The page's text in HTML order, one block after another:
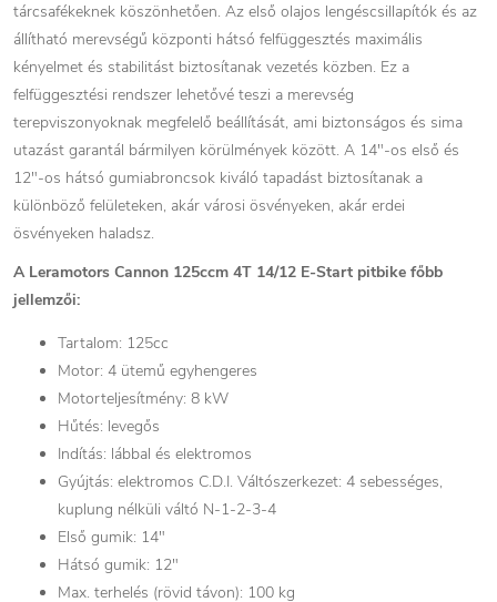
tárcsafékeknek köszönhetően. Az első olajos lengéscsillapítók és az
állítható merevségű központi hátsó felfüggesztés maximális
kényelmet és stabilitást biztosítanak vezetés közben. Ez a
felfüggesztési rendszer lehetővé teszi a merevség
terepviszonyoknak megfelelő beállítását, ami biztonságos és sima
utazást garantál bármilyen körülmények között. A 14"-os első és
12"-os hátsó gumiabroncsok kiváló tapadást biztosítanak a
különböző felületeken, akár városi ösvényeken, akár erdei
ösvényeken haladsz.
A Leramotors Cannon 125ccm 4T 14/12 E-Start pitbike főbb
jellemzői:
Tartalom: 125cc
Motor: 4 ütemű egyhengeres
Motorteljesítmény: 8 kW
Hűtés: levegős
Indítás: lábbal és elektromos
Gyújtás: elektromos C.D.I. Váltószerkezet: 4 sebességes,
kuplung nélküli váltó N-1-2-3-4
Első gumik: 14"
Hátsó gumik: 12"
Max. terhelés (rövid távon): 100 kg